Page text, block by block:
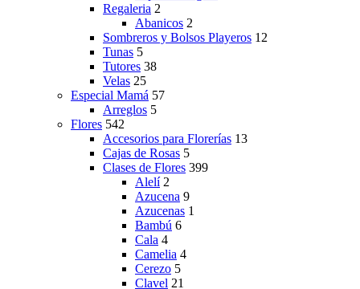
Regaleria 2
Abanicos 2
Sombreros y Bolsos Playeros 12
Tunas 5
Tutores 38
Velas 25
Especial Mamá 57
Arreglos 5
Flores 542
Accesorios para Florerías 13
Cajas de Rosas 5
Clases de Flores 399
Alelí 2
Azucena 9
Azucenas 1
Bambú 6
Cala 4
Camelia 4
Cerezo 5
Clavel 21